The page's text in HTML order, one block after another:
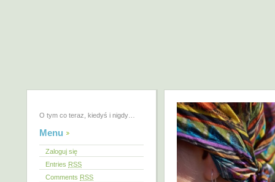
O tym co teraz, kiedyś i nigdy…
Menu
Zaloguj się
Entries RSS
Comments RSS